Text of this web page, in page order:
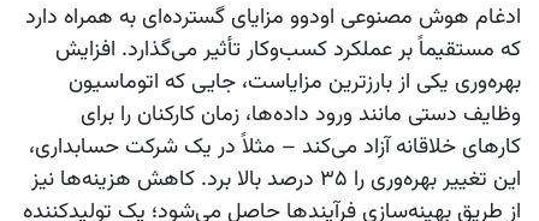
ادغام هوش مصنوعی اودوو مزایای گسترده‌ای به همراه دارد
که مستقیماً بر عملکرد کسب‌وکار تأثیر می‌گذارد. افزایش
بهره‌وری یکی از بارزترین مزایاست، جایی که اتوماسیون
وظایف دستی مانند ورود داده‌ها، زمان کارکنان را برای
کارهای خلاقانه آزاد می‌کند – مثلاً در یک شرکت حسابداری،
این تغییر بهره‌وری را ۳۵ درصد بالا برد. کاهش هزینه‌ها نیز
از طریق بهینه‌سازی فرآیندها حاصل می‌شود؛ یک تولیدکننده